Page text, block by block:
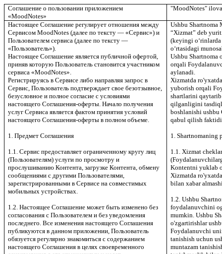
Соглашение о пользовании приложением
«MoodNotes»
"MoodNotes"
Настоящее Соглашение регулирует отношения между
СервисомMoodNotes (далее по тексту — «Сервис») и
Пользователем сервиса (далее по тексту —
«Пользователь»).
Настоящее Соглашение является публичной офертой,
приняв которую Пользователь становится участником
сервиса «MoodNotes».
Регистрируясь в Сервисе либо направляя запрос в
Сервис, Пользователь подтверждает свое безотзывное,
безусловное и полное согласие с условиями
настоящего Соглашения-оферты. Начало получения
услуг Сервиса является фактом принятия условий
настоящего Соглашения-оферты в полном объеме.
1. Предмет Соглашения
1.1. Сервис предоставляет ограниченному кругу лиц
(Пользователям) услуги по просмотру и
прослушиванию Контента, загрузке Контента, обмену
сообщениями с другими Пользователями,
зарегистрированными в Сервисе на совместимых
мобильных устройствах.
1.2. Настоящее Соглашение может быть изменено без
согласования с Пользователем и без уведомления
последнего. Все изменения настоящего Соглашения
публикуются в данном приложении, Пользователь
обязуется регулярно знакомиться с содержанием
настоящего Соглашения в целях своевременного
Ushbu
“Xizmat” deb
(keyingi
o‘rtasidagi
Ushbu
orqali
aylanadi.
Xizmatda
yuborish orqali
shartlarini
qilganligini
boshlanishi ushbu
qabul qilish
1. Shartnomaning
1.1. Xizmat
Kontentni yuklab
Xizmatda
bilan xabar
1.2. Ushbu
foydalanuvchini
mumkin. Ushbu
o'zgartirishlar
Foydalanuvchi
tanishish uchun
muntazam